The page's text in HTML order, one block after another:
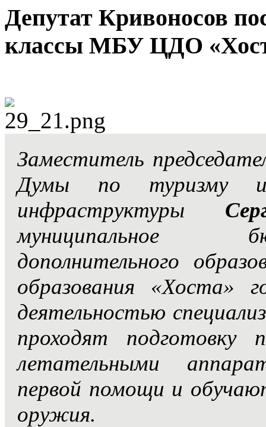
Депутат Кривоносов
классы МБУ ЦДО
Заместитель
Думы по туризму и
инфраструктуры
муниципальное
дополнительного
образования «Хоста»
деятельностью
проходят подготовку
летательными
первой помощи и
оружия.